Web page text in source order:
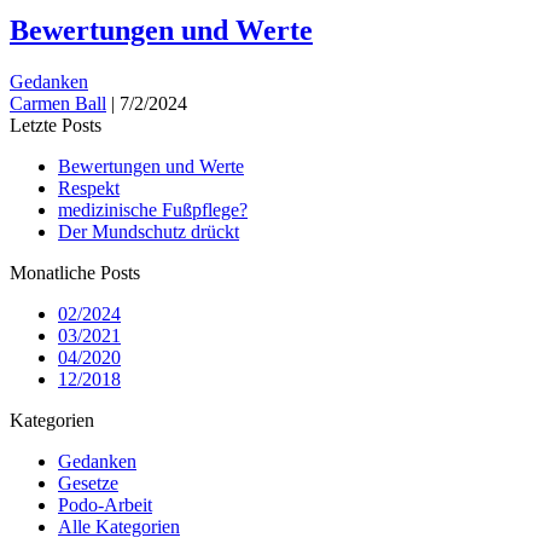
Bewertungen und Werte
Gedanken
Carmen Ball | 7/2/2024
Letzte Posts
Bewertungen und Werte
Respekt
medizinische Fußpflege?
Der Mundschutz drückt
Monatliche Posts
02/2024
03/2021
04/2020
12/2018
Kategorien
Gedanken
Gesetze
Podo-Arbeit
Alle Kategorien